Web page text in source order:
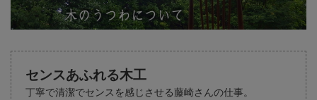
センスあふれる木工
丁寧で清潔でセンスを感じさせる藤崎さんの仕事。